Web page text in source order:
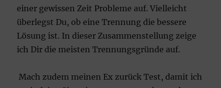
einer gewissen Zeit Probleme auf. Vielleicht
überlegst Du, ob eine Trennung die bessere
Lösung ist. In dieser Zusammenstellung zeige
ich Dir die meisten Trennungsgründe auf.
Mach zudem meinen Ex zurück Test, damit ich